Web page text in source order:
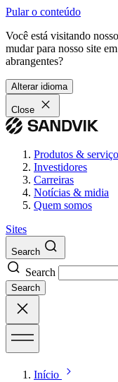
Pular o conteúdo
Você está visitando
mudar para nosso site
abrangentes?
Alterar idioma
Close
Produtos &
Investidores
Carreiras
Notícias & midia
Quem somos
Sites
Search
Search
Search
Início